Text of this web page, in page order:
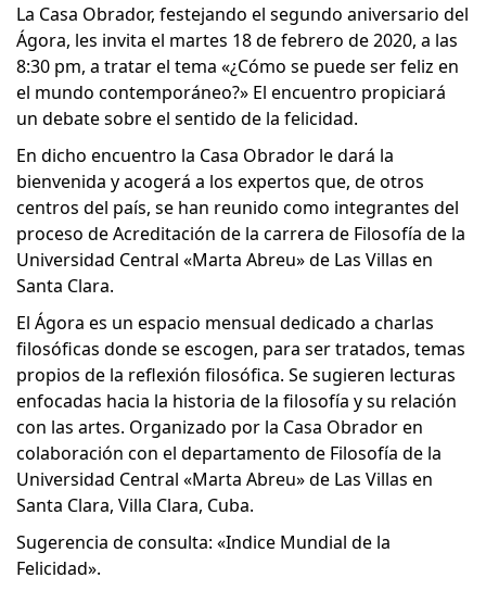
La Casa Obrador, festejando el segundo aniversario del
Ágora, les invita el martes 18 de febrero de 2020, a las
8:30 pm, a tratar el tema «¿Cómo se puede ser feliz en
el mundo contemporáneo?» El encuentro propiciará
un debate sobre el sentido de la felicidad.
En dicho encuentro la Casa Obrador le dará la
bienvenida y acogerá a los expertos que, de otros
centros del país, se han reunido como integrantes del
proceso de Acreditación de la carrera de Filosofía de la
Universidad Central «Marta Abreu» de Las Villas en
Santa Clara.
El Ágora es un espacio mensual dedicado a charlas
filosóficas donde se escogen, para ser tratados, temas
propios de la reflexión filosófica. Se sugieren lecturas
enfocadas hacia la historia de la filosofía y su relación
con las artes. Organizado por la Casa Obrador en
colaboración con el departamento de Filosofía de la
Universidad Central «Marta Abreu» de Las Villas en
Santa Clara, Villa Clara, Cuba.
Sugerencia de consulta: «Indice Mundial de la
Felicidad».